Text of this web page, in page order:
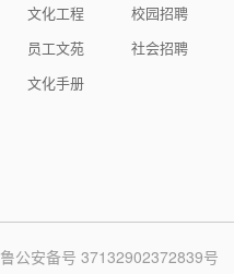
文化工程
员工文苑
文化手册
校园招聘
社会招聘
鲁公安备号 37132902372839号